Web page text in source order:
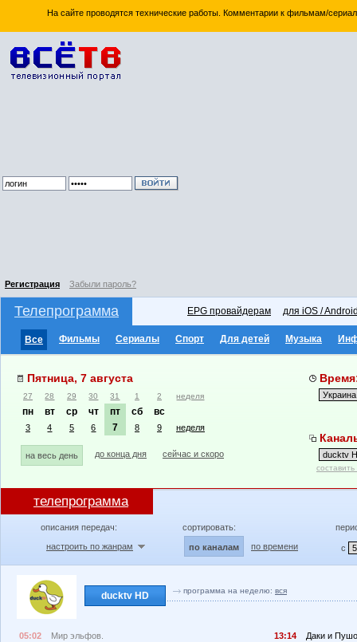
На сайте проводятся технические работы. Комментарии к фильмам/
Регистрация Забыли пароль?
Телепрограмма EPG провайдерам для iOS /
Все Фильмы Сериалы Спорт Для детей Музыка
Пятница, 7 августа
27 28 29 30 31 1 2 неделя
пн вт ср чт пт сб вс
3 4 5 6 7 8 9 неделя
на весь день до конца дня сейчас и скоро
телепрограмма
описания передач:
настроить по жанрам
сортировать:
по каналам по времени с
ducktv HD программа на неделю: вся
05:02
Мир эльфов.
13:14
Даки и